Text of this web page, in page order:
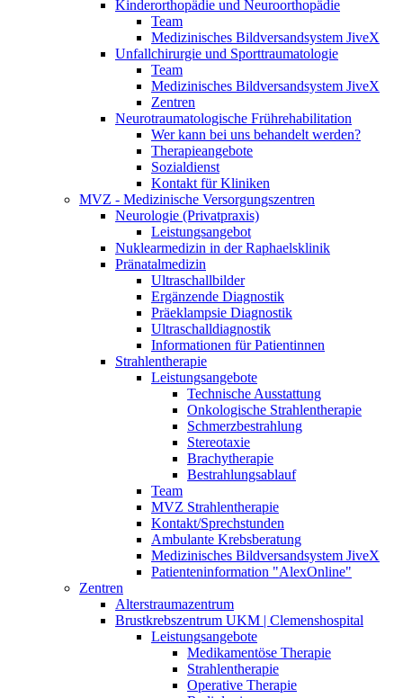
Kinderorthopädie und Neuroorthopädie
Team
Medizinisches Bildversandsystem JiveX
Unfallchirurgie und Sporttraumatologie
Team
Medizinisches Bildversandsystem JiveX
Zentren
Neurotraumatologische Frührehabilitation
Wer kann bei uns behandelt werden?
Therapieangebote
Sozialdienst
Kontakt für Kliniken
MVZ - Medizinische Versorgungszentren
Neurologie (Privatpraxis)
Leistungsangebot
Nuklearmedizin in der Raphaelsklinik
Pränatalmedizin
Ultraschallbilder
Ergänzende Diagnostik
Präeklampsie Diagnostik
Ultraschalldiagnostik
Informationen für Patientinnen
Strahlentherapie
Leistungsangebote
Technische Ausstattung
Onkologische Strahlentherapie
Schmerzbestrahlung
Stereotaxie
Brachytherapie
Bestrahlungsablauf
Team
MVZ Strahlentherapie
Kontakt/Sprechstunden
Ambulante Krebsberatung
Medizinisches Bildversandsystem JiveX
Patienteninformation "AlexOnline"
Zentren
Alterstraumazentrum
Brustkrebszentrum UKM | Clemenshospital
Leistungsangebote
Medikamentöse Therapie
Strahlentherapie
Operative Therapie